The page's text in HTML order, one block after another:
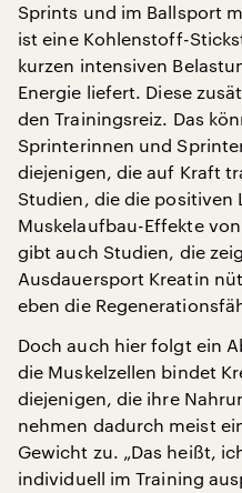
Sprints und im Ballsport
ist eine Kohlenstoff-
kurzen intensiven
Energie liefert. Diese
den Trainingsreiz. Das
Sprinterinnen und
diejenigen, die auf Kraft
Studien, die die positiven
Muskelaufbau-Effekte
gibt auch Studien, die
Ausdauersport Kreatin
eben die
Doch auch hier folgt ein
die Muskelzellen bindet
diejenigen, die ihre
nehmen dadurch meist
Gewicht zu. „Das heißt,
individuell im Training